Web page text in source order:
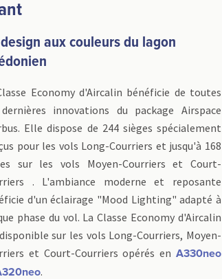
aux couleurs du lagon
Economy d'Aircalin bénéficie de toutes
innovations du package Airspace
Elle dispose de 244 sièges spécialement
pour les vols Long-Courriers et jusqu'à 168
sur les vols Moyen-Courriers et Court-
. L'ambiance moderne et reposante
d'un éclairage "Mood Lighting" adapté à
phase du vol. La Classe Economy d'Aircalin
sur les vols Long-Courriers, Moyen-
et Court-Courriers opérés en A330neo
.